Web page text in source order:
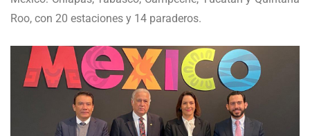
Roo, con 20 estaciones y 14 paraderos.